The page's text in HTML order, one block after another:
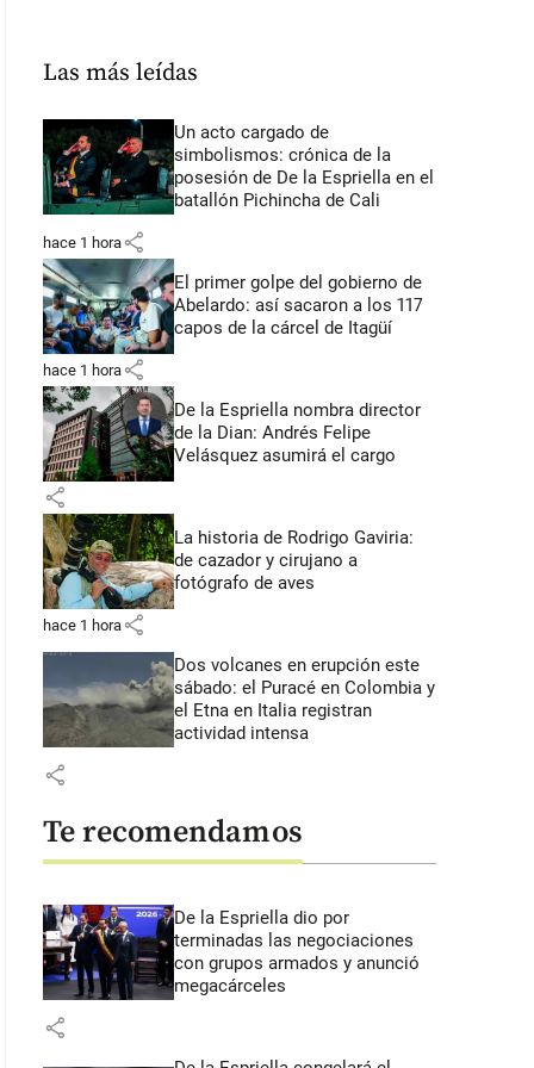
Las más leídas
Un acto cargado de
simbolismos: crónica de la
posesión de De la Espriella en el
batallón Pichincha de Cali
hace 1 hora share
El primer golpe del gobierno de
Abelardo: así sacaron a los 117
capos de la cárcel de Itagüí
hace 1 hora share
De la Espriella nombra director
de la Dian: Andrés Felipe
Velásquez asumirá el cargo
share
La historia de Rodrigo Gaviria:
de cazador y cirujano a
fotógrafo de aves
hace 1 hora share
Dos volcanes en erupción este
sábado: el Puracé en Colombia y
el Etna en Italia registran
actividad intensa
share
Te recomendamos
De la Espriella dio por
terminadas las negociaciones
con grupos armados y anunció
megacárceles
share